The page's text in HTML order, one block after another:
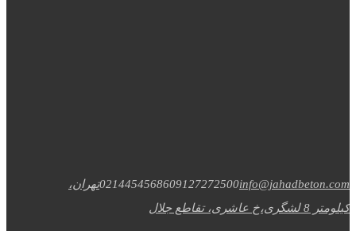
0214454568609127272500info@jahadbeton.com
تهران،
کیلومتر 8 لشگری،خ عاشری، تقاطع جلال